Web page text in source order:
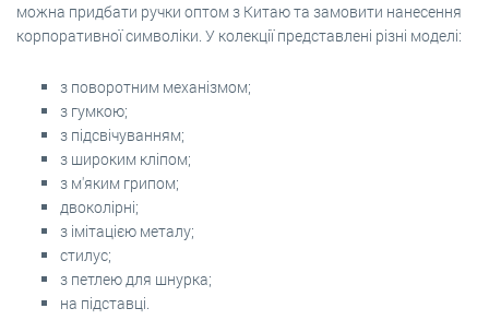
можна придбати ручки оптом з Китаю та замовити нанесення
корпоративної символіки. У колекції представлені різні моделі:
з поворотним механізмом;
з гумкою;
з підсвічуванням;
з широким кліпом;
з м'яким грипом;
двоколірні;
з імітацією металу;
стилус;
з петлею для шнурка;
на підставці.